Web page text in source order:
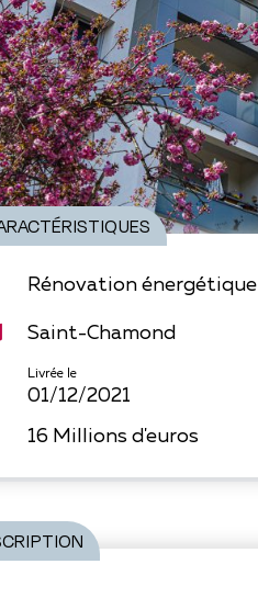
Rénovation énergétique
Saint-Chamond
Livrée le
01/12/2021
16 Millions d'euros